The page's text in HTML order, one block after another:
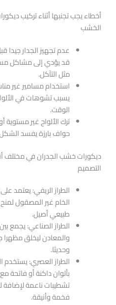
أخطاء يجب تجنبها أثناء تركيب
الخشب
عدم تجهيز الجدار جيدا
قد يؤدي إلى مشاكل
مثل التآكل.
استخدام مسامير غير
يسبب تشوهات في
الوقت.
ترك الألواح غير مستوية
حواف بارزة يفسد الشكل
ديكورات خشب الجدران في مختلف
التصميم
الطراز الريفي: يعتمد
الخام غير المصقول
طبيعي أصيل.
الطراز الصناعي: يجمع
والمعادن ليخلق مظهرا
وحديثا.
الطراز العصري:
بألوان داكنة أو فاتحة مع
تشطيبات ناعمة
فخمة وأنيقة.